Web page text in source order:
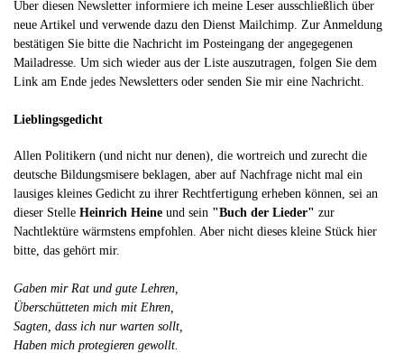
Über diesen Newsletter informiere ich meine Leser ausschließlich über
neue Artikel und verwende dazu den Dienst Mailchimp. Zur Anmeldung
bestätigen Sie bitte die Nachricht im Posteingang der angegegenen
Mailadresse. Um sich wieder aus der Liste auszutragen, folgen Sie dem
Link am Ende jedes Newsletters oder senden Sie mir eine Nachricht.
Lieblingsgedicht
Allen Politikern (und nicht nur denen), die wortreich und zurecht die
deutsche Bildungsmisere beklagen, aber auf Nachfrage nicht mal ein
lausiges kleines Gedicht zu ihrer Rechtfertigung erheben können, sei an
dieser Stelle Heinrich Heine und sein "Buch der Lieder" zur
Nachtlektüre wärmstens empfohlen. Aber nicht dieses kleine Stück hier
bitte, das gehört mir.
Gaben mir Rat und gute Lehren,
Überschütteten mich mit Ehren,
Sagten, dass ich nur warten sollt,
Haben mich protegieren gewollt.